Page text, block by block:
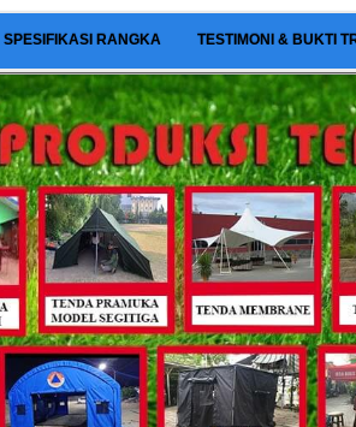
SPESIFIKASI RANGKA TESTIMONI & BUKTI